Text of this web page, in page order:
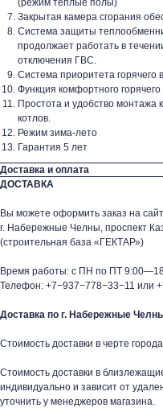
Закрытая камера сгорания
Система защиты
продолжает работать в
отключения ГВС.
Система приоритета горячего
Функция комфортного
Простота и удобство монтажа
котлов.
Режим зима-лето
Гарантия 5 лет
Доставка и оплата
ДОСТАВКА
Вы можете оформить заказ на
г. Набережные Челны, проспект
(строительная база «ГЕКТАР»)
Время работы: с ПН по ПТ
Телефон: +7−937−778−33−11 или
Доставка по г. Набережные
Стоимость доставки в черте
Стоимость доставки в
индивидуально и зависит от
уточнить у менеджеров магазина.